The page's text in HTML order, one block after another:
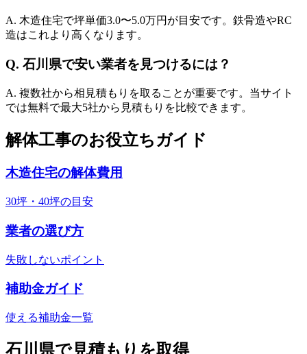
A. 木造住宅で坪単価3.0〜5.0万円が目安です。鉄骨造やRC
造はこれより高くなります。
Q. 石川県で安い業者を見つけるには？
A. 複数社から相見積もりを取ることが重要です。当サイト
では無料で最大5社から見積もりを比較できます。
解体工事のお役立ちガイド
木造住宅の解体費用
30坪・40坪の目安
業者の選び方
失敗しないポイント
補助金ガイド
使える補助金一覧
石川県で見積もりを取得